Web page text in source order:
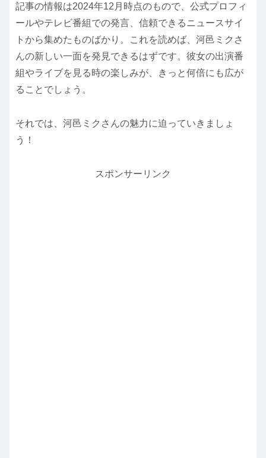
記事の情報は2024年12月時点のもので、公式プロフィ
ールやテレビ番組での発言、信頼できるニュースサイ
トから集めたものばかり。これを読めば、河邑ミクさ
んの新しい一面を発見できるはずです。彼女の出演番
組やライブを見る時の楽しみが、きっと何倍にも広が
ることでしょう。
それでは、河邑ミクさんの魅力に迫っていきましょ
う！
スポンサーリンク